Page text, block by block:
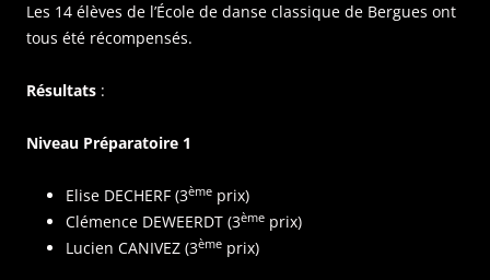
Les 14 élèves de l’École de danse classique de Bergues ont
tous été récompensés.
Résultats :
Niveau Préparatoire 1
Elise DECHERF (3ème prix)
Clémence DEWEERDT (3ème prix)
Lucien CANIVEZ (3ème prix)